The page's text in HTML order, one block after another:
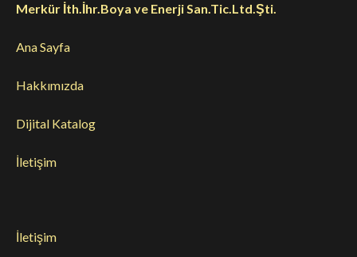
Merkür İth.İhr.Boya ve Enerji San.Tic.Ltd.Şti.
Ana Sayfa
Hakkımızda
Dijital Katalog
İletişim
İletişim